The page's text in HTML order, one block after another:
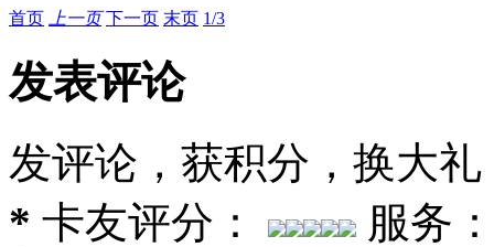
首页 上一页 下一页 末页 1/3
发表评论
发评论，获积分，换大礼
* 卡友评分：
服务